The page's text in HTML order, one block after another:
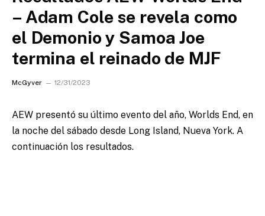
– Adam Cole se revela como
el Demonio y Samoa Joe
termina el reinado de MJF
McGyver 12/31/2023
AEW presentó su último evento del año, Worlds End, en
la noche del sábado desde Long Island, Nueva York. A
continuación los resultados.